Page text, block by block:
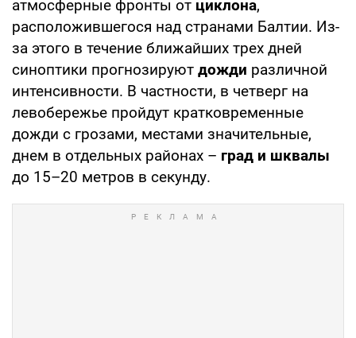
атмосферные фронты от циклона,
расположившегося над странами Балтии. Из-
за этого в течение ближайших трех дней
синоптики прогнозируют дожди различной
интенсивности. В частности, в четверг на
левобережье пройдут кратковременные
дожди с грозами, местами значительные,
днем в отдельных районах – град и шквалы
до 15–20 метров в секунду.